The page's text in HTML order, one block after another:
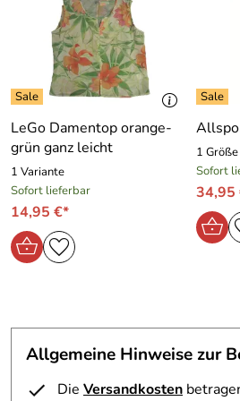
Kombinieren Sie dazu eine flotte
leichten Sommerrock.
Detail zum LeGo Top:
Farbe: rosa gemustert
Achtung! Top fällt klein aus. Bitte
üblich bestellen.
LeGo Damentop orange-
grün ganz leicht
1 Variante
Sofort lieferbar
14,95 €*
1 Größe
Sofort
34,95
Allgemeine Hinweise zur
Die Versandkosten